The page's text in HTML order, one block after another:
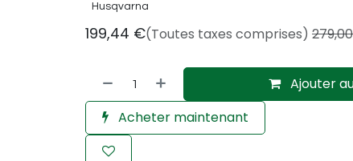
Husqvarna
199,44 €(Toutes taxes comprises) 279,00
Ajouter
Acheter maintenant